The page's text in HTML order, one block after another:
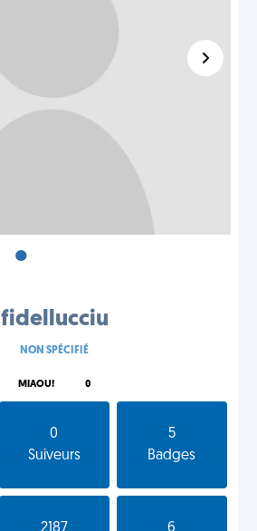
•
fidellucciu
NON SPÉCIFIÉ
MIAOU! 0
0
Suiveurs
5
Badges